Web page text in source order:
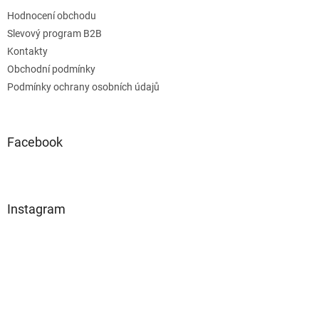
Hodnocení obchodu
Slevový program B2B
Kontakty
Obchodní podmínky
Podmínky ochrany osobních údajů
Facebook
Instagram